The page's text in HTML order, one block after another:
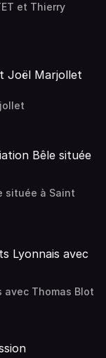
et Thierry
Joël Marjollet
Bêle située
située à Saint
Lyonnais avec
avec Thomas Blot